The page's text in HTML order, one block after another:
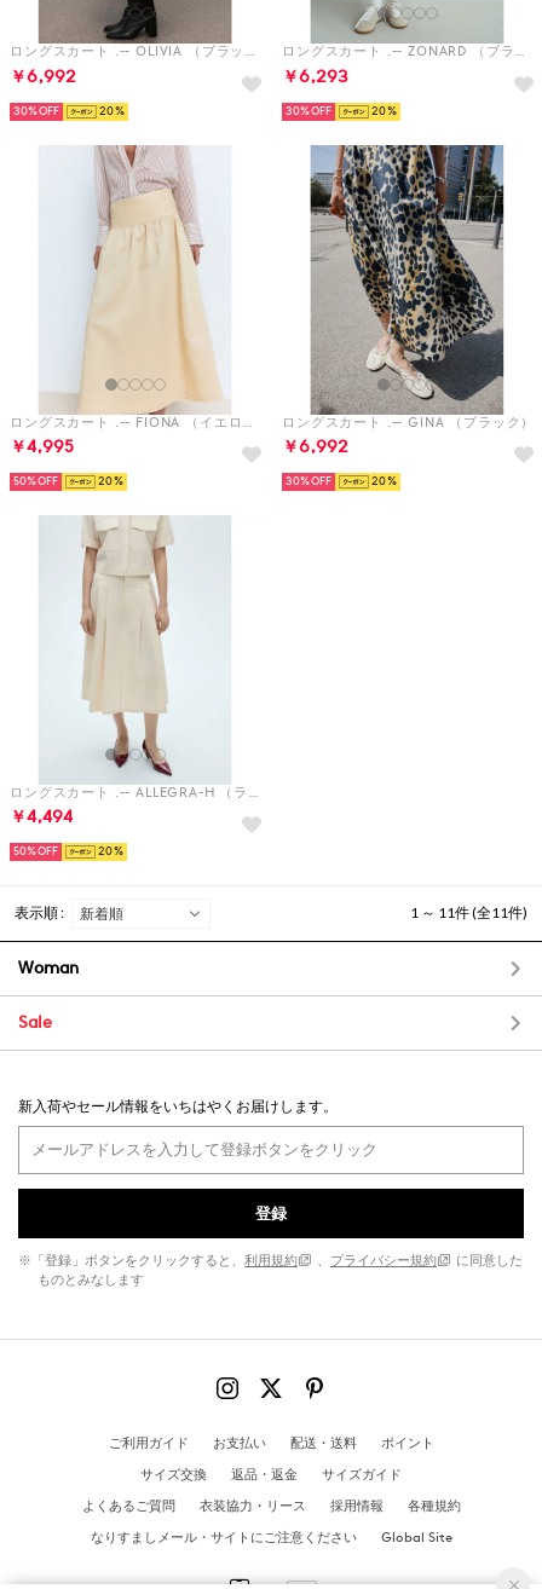
ロングスカート .-- OLIVIA （ブラック）
￥6,992
30% 20
ロングスカート .-- ZONARD （ブラック）
￥6,293
30% 20
ロングスカート .-- FIONA （イエロー）
￥4,995
50% 20
ロングスカート .-- GINA （ブラック）
￥6,992
30% 20
ロングスカート .-- ALLEGRA-H （ライトベージュ）
￥4,494
50% 20
表示順 : 1 ～ 11件 (全11件)
Woman
Sale
新入荷やセール情報をいちはやくお届けします。
登録
※「登録」ボタンをクリックすると、 利用規約 、 プライバシー規約
に同意した
ものとみなします
ご利用ガイド お支払い 配送・送料
ポイント
サイズ交換
返品・返金
サイズガイド
よくあるご質問
衣装協力・リース 採用情報
各種規約
なりすましメール・サイトにご注意ください
Global Site